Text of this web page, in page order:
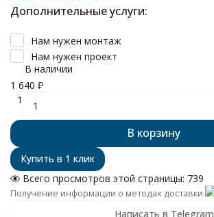
Дополнительные услуги:
Нам нужен монтаж
Нам нужен проект
В наличии
1 640 ₽
1
В корзину
Всего просмотров этой страницы: 739
Получение информации о методах доставки
Написать в Telegram